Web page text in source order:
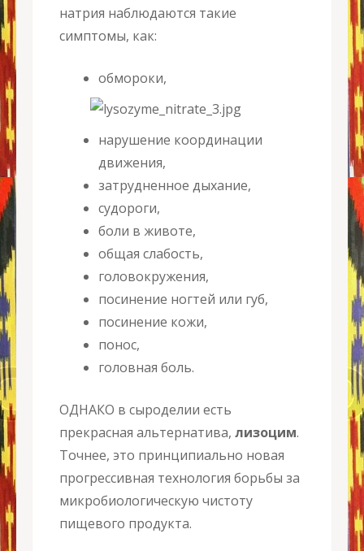
натрия наблюдаются такие
симптомы, как:
обмороки,
нарушение координации
движения,
затрудненное дыхание,
судороги,
боли в животе,
общая слабость,
головокружения,
посинение ногтей или губ,
посинение кожи,
понос,
головная боль.
ОДНАКО в сыроделии есть
прекрасная альтернатива, лизоцим.
Точнее, это принципиально новая
прогрессивная технология борьбы за
микробиологическую чистоту
пищевого продукта.